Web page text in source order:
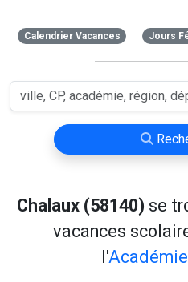
Calendrier Vacances Jours
Chalaux (58140) se
vacances
l'